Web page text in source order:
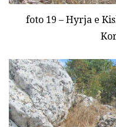
foto 19 – Hyrja e